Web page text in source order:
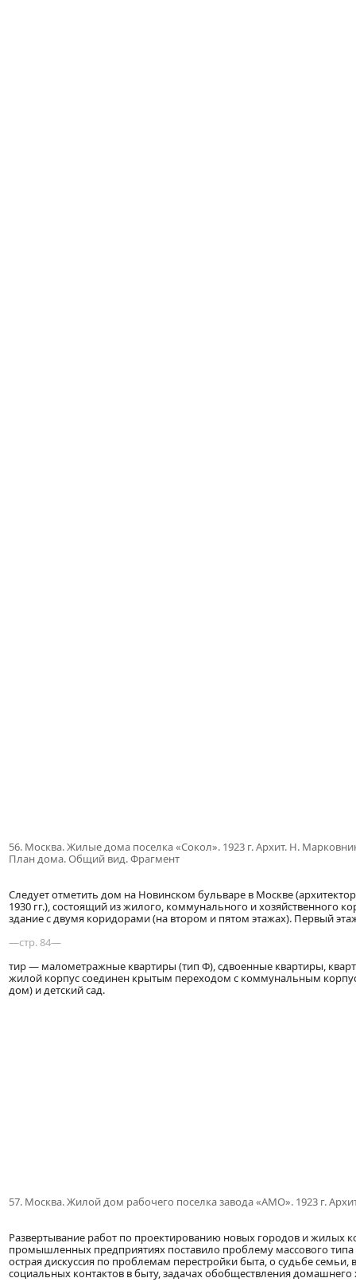
56. Москва. Жилые дома поселка «Сокол». 1923 г. Архит. Н.
План дома. Общий вид. Фрагмент
Следует отметить дом на Новинском бульваре в Москве
1930 гг.), состоящий из жилого, коммунального и хозяйственного
здание с двумя коридорами (на втором и пятом этажах). Первый
—стр. 84—
тир — малометражные квартиры (тип Ф), сдвоенные квартиры,
жилой корпус соединен крытым переходом с коммунальным
дом) и детский сад.
57. Москва. Жилой дом рабочего поселка завода «АМО». 1923 г.
Развертывание работ по проектированию новых городов и жилых
промышленных предприятиях поставило проблему массового
острая дискуссия по проблемам перестройки быта, о судьбе
социальных контактов в быту, задачах обобществления домашнего